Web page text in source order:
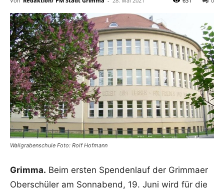
Wallgrabenschule Foto: Rolf Hofmann
Grimma. Beim ersten Spendenlauf der Grimmaer
Oberschüler am Sonnabend, 19. Juni wird für die